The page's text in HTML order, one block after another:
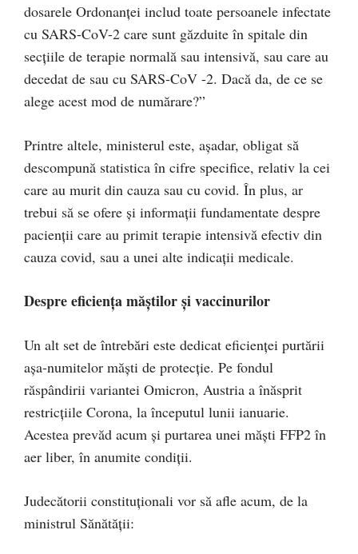
dosarele Ordonanței includ toate persoanele infectate
cu SARS-CoV-2 care sunt găzduite în spitale din
secțiile de terapie normală sau intensivă, sau care au
decedat de sau cu SARS-CoV -2. Dacă da, de ce se
alege acest mod de numărare?”
Printre altele, ministerul este, așadar, obligat să
descompună statistica în cifre specifice, relativ la cei
care au murit din cauza sau cu covid. În plus, ar
trebui să se ofere și informații fundamentate despre
pacienții care au primit terapie intensivă efectiv din
cauza covid, sau a unei alte indicații medicale.
Despre eficiența măștilor și vaccinurilor
Un alt set de întrebări este dedicat eficienței purtării
așa-numitelor măști de protecție. Pe fondul
răspândirii variantei Omicron, Austria a înăsprit
restricțiile Corona, la începutul lunii ianuarie.
Acestea prevăd acum și purtarea unei măști FFP2 în
aer liber, în anumite condiții.
Judecătorii constituționali vor să afle acum, de la
ministrul Sănătății: